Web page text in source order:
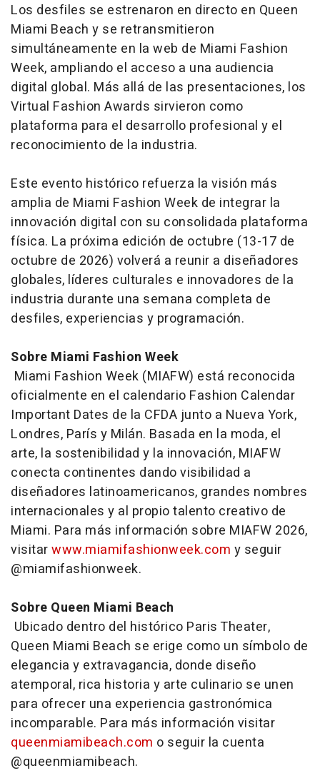
Los desfiles se estrenaron en directo en Queen
Miami Beach y se retransmitieron
simultáneamente en la web de Miami Fashion
Week, ampliando el acceso a una audiencia
digital global. Más allá de las presentaciones, los
Virtual Fashion Awards sirvieron como
plataforma para el desarrollo profesional y el
reconocimiento de la industria.
Este evento histórico refuerza la visión más
amplia de Miami Fashion Week de integrar la
innovación digital con su consolidada plataforma
física. La próxima edición de octubre (13-17 de
octubre de 2026) volverá a reunir a diseñadores
globales, líderes culturales e innovadores de la
industria durante una semana completa de
desfiles, experiencias y programación.
Sobre Miami Fashion Week
Miami Fashion Week (MIAFW) está reconocida
oficialmente en el calendario Fashion Calendar
Important Dates de la CFDA junto a Nueva York,
Londres, París y Milán. Basada en la moda, el
arte, la sostenibilidad y la innovación, MIAFW
conecta continentes dando visibilidad a
diseñadores latinoamericanos, grandes nombres
internacionales y al propio talento creativo de
Miami. Para más información sobre MIAFW 2026,
visitarwww.miamifashionweek.com y seguir
@miamifashionweek.
Sobre Queen Miami Beach
Ubicado dentro del histórico Paris Theater,
Queen Miami Beach se erige como un símbolo de
elegancia y extravagancia, donde diseño
atemporal, rica historia y arte culinario se unen
para ofrecer una experiencia gastronómica
incomparable. Para más información visitar
queenmiamibeach.com o seguir la cuenta
@queenmiamibeach.